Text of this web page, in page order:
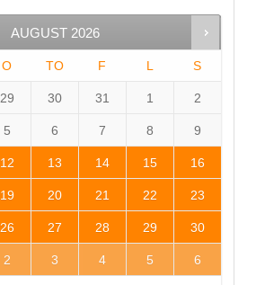
AUGUST 2026
O TO F L S
29 30 31 1 2
5 6 7 8 9
12 13 14 15 16
19 20 21 22 23
26 27 28 29 30
2 3 4 5 6